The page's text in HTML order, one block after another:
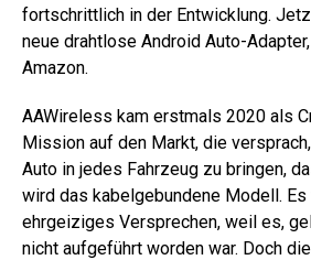
fortschrittlich in der Entwicklung.
neue drahtlose Android Auto-
Amazon.
AAWireless kam erstmals 2020 als
Mission auf den Markt, die
Auto in jedes Fahrzeug zu bringen,
wird das kabelgebundene Modell.
ehrgeiziges Versprechen, weil es,
nicht aufgeführt worden war. Doch